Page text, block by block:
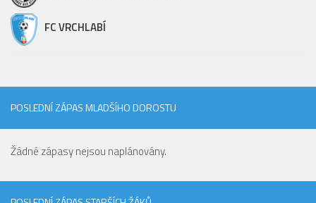
FC VRCHLABÍ
POSLEDNÍ ZÁPAS MLADŠÍHO DOROSTU
Žádné zápasy nejsou naplánovány.